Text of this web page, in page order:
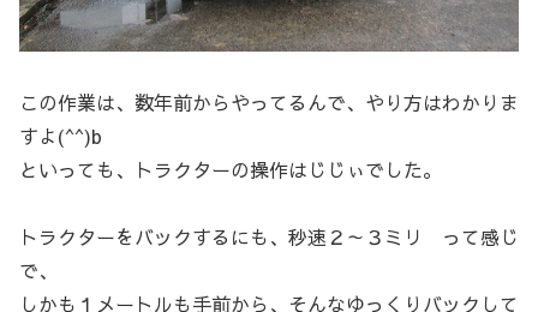
この作業は、数年前からやってるんで、やり方はわかりま
すよ(^^)b
といっても、トラクターの操作はじじぃでした。
トラクターをバックするにも、秒速２～３ミリ って感じ
で、
しかも１メートルも手前から、そんなゆっくりバックして